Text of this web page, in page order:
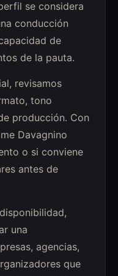
se considera
conducción
de
de la pauta.
revisamos
tono
producción. Con
Davagnino
o si conviene
antes de
una
agencias,
que